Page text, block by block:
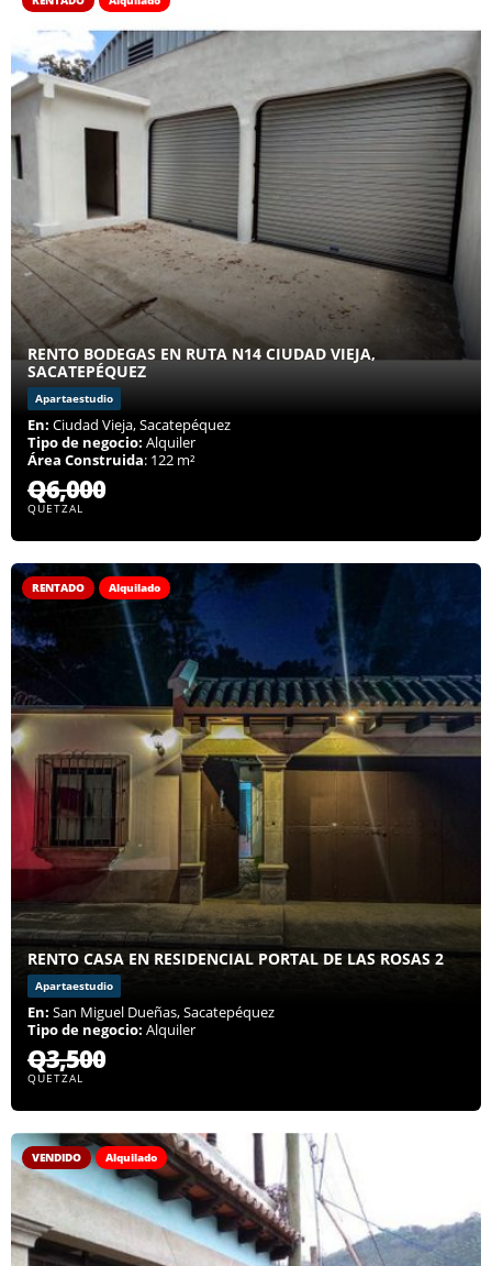
RENTO BODEGAS EN RUTA N14 CIUDAD VIEJA,
SACATEPÉQUEZ
Apartaestudio
En: Ciudad Vieja, Sacatepéquez
Tipo de negocio: Alquiler
Área Construida: 122 m²
Q6,000
QUETZAL
RENTADO Alquilado
RENTO CASA EN RESIDENCIAL PORTAL DE LAS ROSAS 2
Apartaestudio
En: San Miguel Dueñas, Sacatepéquez
Tipo de negocio: Alquiler
Q3,500
QUETZAL
VENDIDO Alquilado